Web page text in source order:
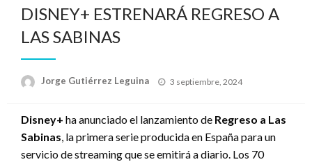
DISNEY+ ESTRENARÁ REGRESO A
LAS SABINAS
Jorge Gutiérrez Leguina
Publicado
3 septiembre, 2024
Disney+ ha anunciado el lanzamiento de Regreso a Las
Sabinas, la primera serie producida en España para un
servicio de streaming que se emitirá a diario. Los 70